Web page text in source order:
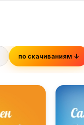
по скачиваниям ↓